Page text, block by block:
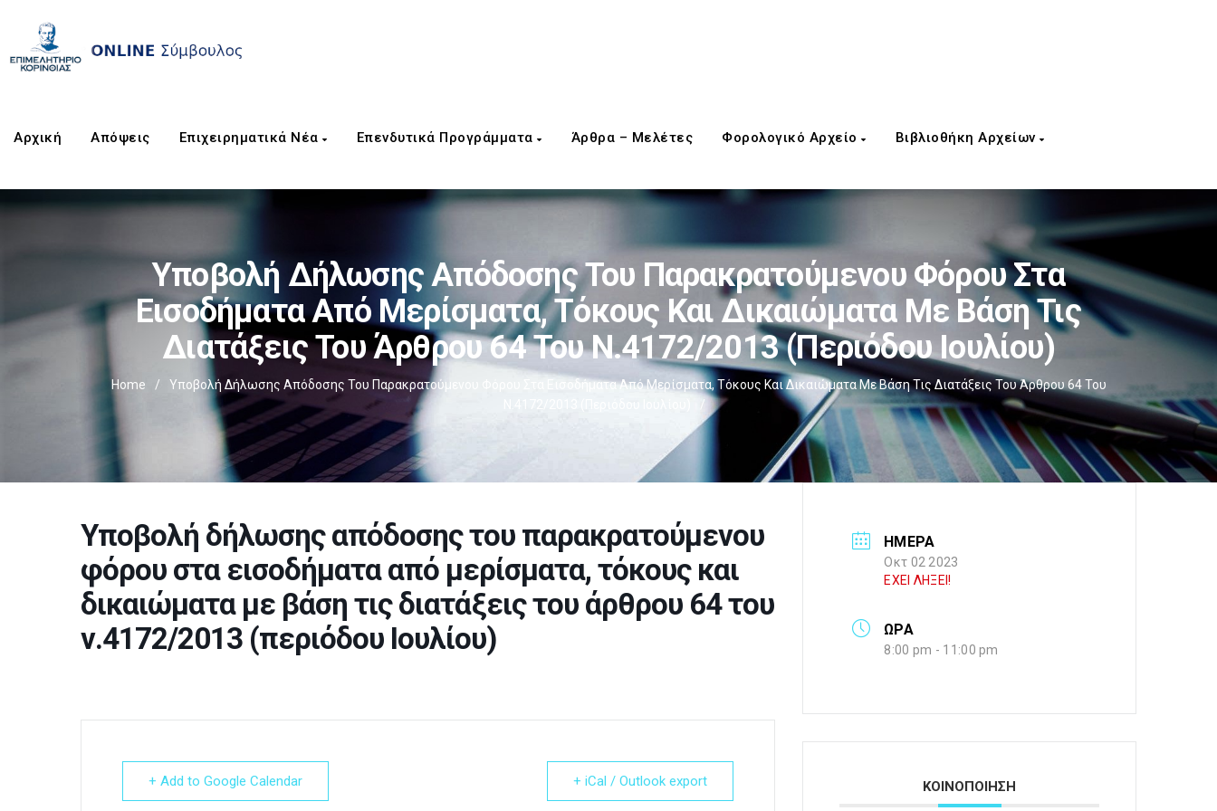
Αρχική Απόψεις Επιχειρηματικά Νέα Επενδυτικά Προγράμματα Άρθρα – Μελέτες Φορολογικό Αρχείο Βιβλιοθήκη Αρχείων
Υποβολή Δήλωσης Απόδοσης Του Παρακρατούμενου Φόρου Στα
Εισοδήματα Από Μερίσματα, Τόκους Και Δικαιώματα Με Βάση Τις
Διατάξεις Του Άρθρου 64 Του Ν.4172/2013 (περιόδου Ιουλίου)
Home /
Υποβολή Δήλωσης Απόδοσης Του Παρακρατούμενου Φόρου Στα Εισοδήματα Από Μερίσματα, Τόκους Και Δικαιώματα Με Βάση Τις Διατάξεις Του Άρθρου 64 Του
/
Υποβολή δήλωσης απόδοσης του παρακρατούμενου
φόρου στα εισοδήματα από μερίσματα, τόκους και
δικαιώματα με βάση τις διατάξεις του άρθρου 64 του
ν.4172/2013 (περιόδου Ιουλίου)
+ Add to Google Calendar + iCal / Outlook export
ΗΜΕΡΑ
Οκτ 02 2023
ΕΧΕΙ ΛΗΞΕΙ!
ΩΡΑ
8:00 pm - 11:00 pm
ΚΟΙΝΟΠΟΙΗΣΗ